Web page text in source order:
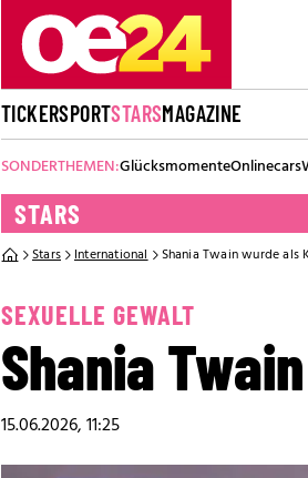
TICKERSPORTSTARSMAGAZINE
SONDERTHEMEN:GlücksmomenteOnlinecars
STARS
Stars International Shania Twain wurde als
SEXUELLE GEWALT
Shania
15.06.2026, 11:25